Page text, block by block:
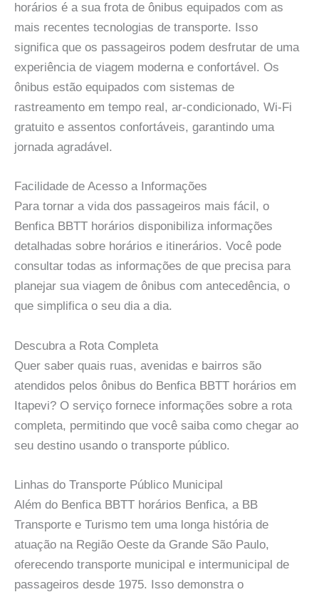
horários é a sua frota de ônibus equipados com as
mais recentes tecnologias de transporte. Isso
significa que os passageiros podem desfrutar de uma
experiência de viagem moderna e confortável. Os
ônibus estão equipados com sistemas de
rastreamento em tempo real, ar-condicionado, Wi-Fi
gratuito e assentos confortáveis, garantindo uma
jornada agradável.
Facilidade de Acesso a Informações
Para tornar a vida dos passageiros mais fácil, o
Benfica BBTT horários disponibiliza informações
detalhadas sobre horários e itinerários. Você pode
consultar todas as informações de que precisa para
planejar sua viagem de ônibus com antecedência, o
que simplifica o seu dia a dia.
Descubra a Rota Completa
Quer saber quais ruas, avenidas e bairros são
atendidos pelos ônibus do Benfica BBTT horários em
Itapevi? O serviço fornece informações sobre a rota
completa, permitindo que você saiba como chegar ao
seu destino usando o transporte público.
Linhas do Transporte Público Municipal
Além do Benfica BBTT horários Benfica, a BB
Transporte e Turismo tem uma longa história de
atuação na Região Oeste da Grande São Paulo,
oferecendo transporte municipal e intermunicipal de
passageiros desde 1975. Isso demonstra o